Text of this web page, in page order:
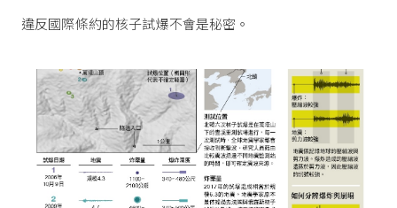
違反國際條約的核子試爆不會是秘密。